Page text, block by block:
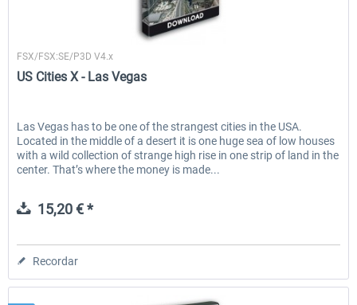
Aerosoft
FSX/FSX:SE/P3D V4.x
US Cities X - Las Vegas
Las Vegas has to be one of the strangest cities in the USA.
Located in the middle of a desert it is one huge sea of low houses
with a wild collection of strange high rise in one strip of land in the
center. That’s where the money is made...
15,20 € *
Recordar